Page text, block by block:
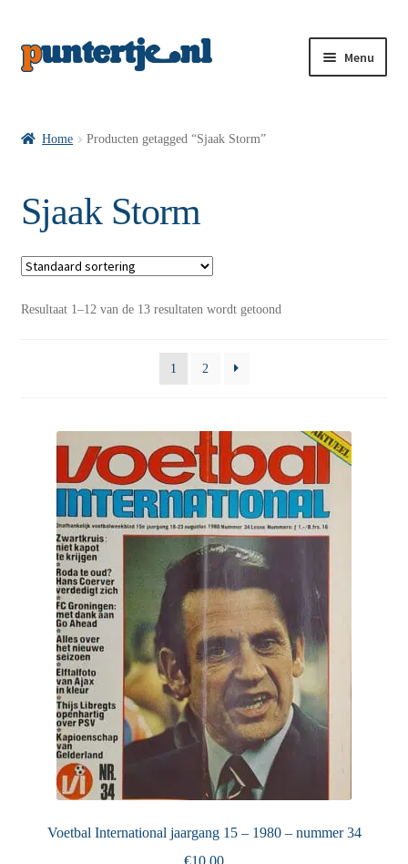
Menu
VI’s met Posters
Puntertjes
Contact
Home Producten getagged “Sjaak Storm”
Sjaak Storm
Resultaat 1–12 van de 13 resultaten wordt getoond
1 2
Voetbal International jaargang 15 – 1980 – nummer 34
€10,00